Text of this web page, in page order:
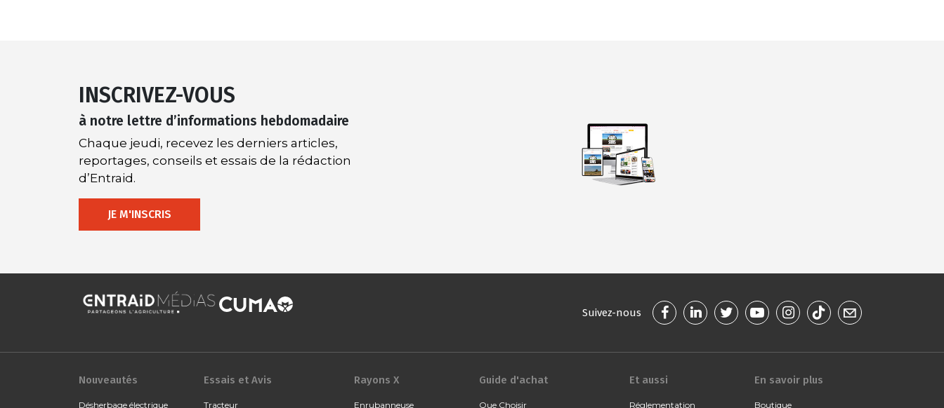
INSCRIVEZ-VOUS
à notre lettre d’informations hebdomadaire
Chaque jeudi, recevez les derniers articles,
reportages, conseils et essais de la rédaction
d’Entraid.
JE M'INSCRIS
Suivez-nous
Nouveautés
Désherbage électrique
Essais et Avis
Tracteur
Rayons X
Enrubanneuse
Guide d'achat
Que Choisir
Et aussi
Réglementation
En savoir plus
Boutique